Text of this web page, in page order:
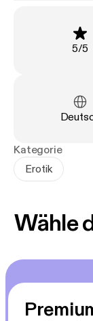
5/5
Kategorie
Erotik
Wähle